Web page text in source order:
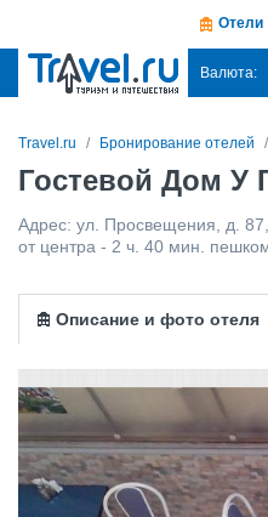
Отели
Валюта:
Travel.ru Бронирование отелей
Гостевой Дом У
Адрес: ул. Просвещения, д.
от центра - 2 ч. 40 мин.
Описание и фото отеля